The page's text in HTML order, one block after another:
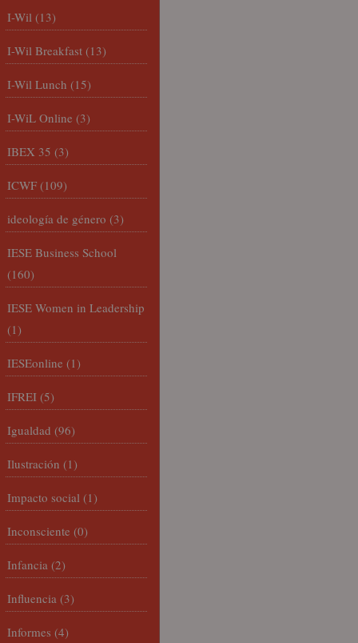
I-Wil (13)
I-Wil Breakfast (13)
I-Wil Lunch (15)
I-WiL Online (3)
IBEX 35 (3)
ICWF (109)
ideología de género (3)
IESE Business School
(160)
IESE Women in Leadership
(1)
IESEonline (1)
IFREI (5)
Igualdad (96)
Ilustración (1)
Impacto social (1)
Inconsciente (0)
Infancia (2)
Influencia (3)
Informes (4)